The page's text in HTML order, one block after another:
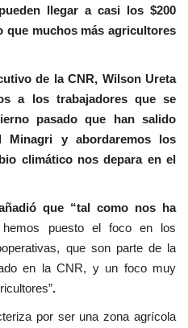
llegar a casi los $200
que muchos más agricultores
de la CNR, Wilson Ureta
a los trabajadores que se
pasado que han salido
Minagri y abordaremos los
climático nos depara en el
que “tal como nos ha
puesto el foco en los
que son parte de la
en la CNR, y un foco muy
.
por ser una zona agrícola